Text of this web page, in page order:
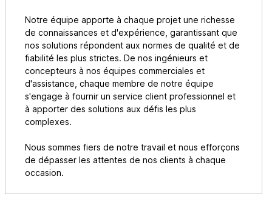
Notre équipe apporte à chaque projet une richesse
de connaissances et d'expérience, garantissant que
nos solutions répondent aux normes de qualité et de
fiabilité les plus strictes. De nos ingénieurs et
concepteurs à nos équipes commerciales et
d'assistance, chaque membre de notre équipe
s'engage à fournir un service client professionnel et
à apporter des solutions aux défis les plus
complexes.
Nous sommes fiers de notre travail et nous efforçons
de dépasser les attentes de nos clients à chaque
occasion.